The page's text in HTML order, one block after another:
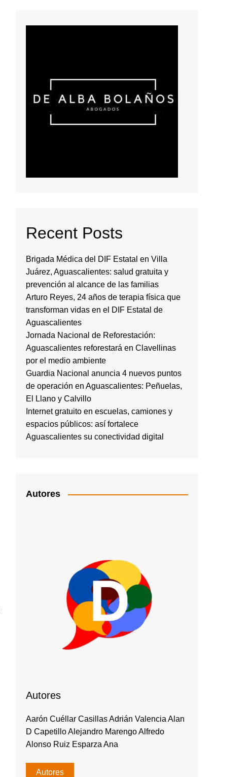
Recent Posts
Brigada Médica del DIF Estatal en Villa
Juárez, Aguascalientes: salud gratuita y
prevención al alcance de las familias
Arturo Reyes, 24 años de terapia física que
transforman vidas en el DIF Estatal de
Aguascalientes
Jornada Nacional de Reforestación:
Aguascalientes reforestará en Clavellinas
por el medio ambiente
Guardia Nacional anuncia 4 nuevos puntos
de operación en Aguascalientes: Peñuelas,
El Llano y Calvillo
Internet gratuito en escuelas, camiones y
espacios públicos: así fortalece
Aguascalientes su conectividad digital
Autores
Autores
Aarón Cuéllar Casillas Adrián Valencia Alan
D Capetillo Alejandro Marengo Alfredo
Alonso Ruiz Esparza Ana
Autores